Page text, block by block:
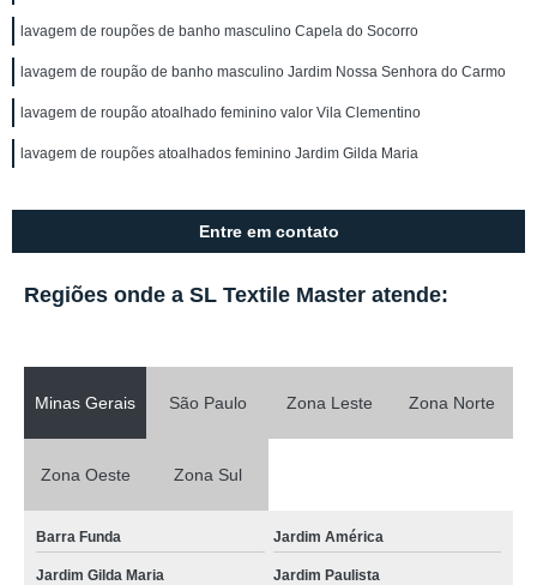
lavagem de roupões de banho masculino Capela do Socorro
lavagem de roupão de banho masculino Jardim Nossa Senhora do Carmo
lavagem de roupão atoalhado feminino valor Vila Clementino
lavagem de roupões atoalhados feminino Jardim Gilda Maria
Entre em contato
Regiões onde a SL Textile Master atende:
Minas Gerais São Paulo Zona Leste Zona Norte
Zona Oeste Zona Sul
Barra Funda Jardim América
Jardim Gilda Maria Jardim Paulista